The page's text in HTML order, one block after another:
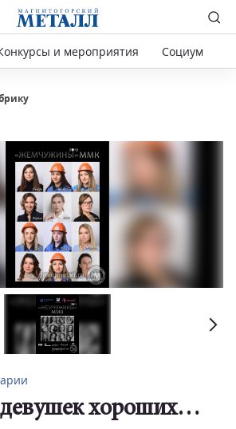
и мероприятия Социум
хороших…